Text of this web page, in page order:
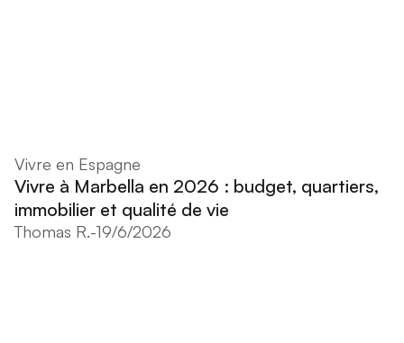
Vivre en Espagne
Vivre à Marbella en 2026 : budget, quartiers,
immobilier et qualité de vie
Thomas R.-19/6/2026